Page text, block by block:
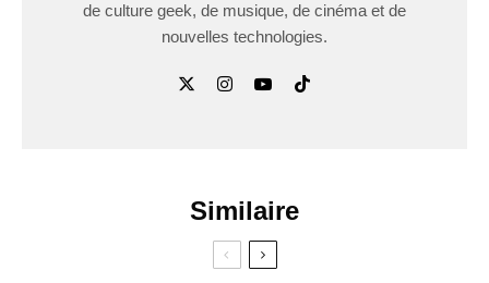
de culture geek, de musique, de cinéma et de
nouvelles technologies.
Similaire